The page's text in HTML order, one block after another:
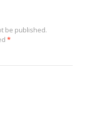
be published.
*